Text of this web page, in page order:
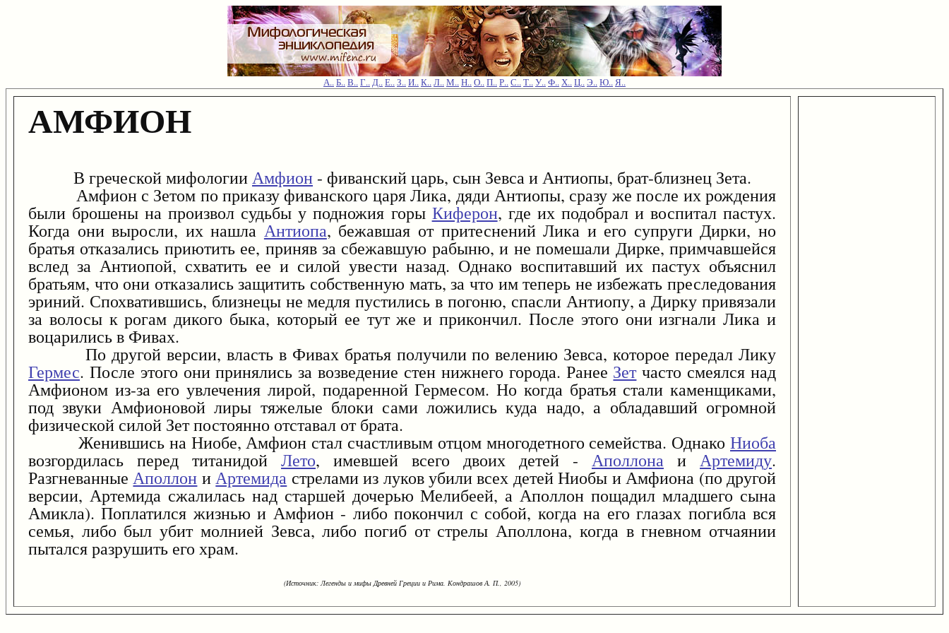
А..Б..В..Г..Д..Е..З..И..К..Л..М..Н..О..П..Р..С..Т..У..Ф..Х..Ц..Э..Ю..Я..
АМФИОН
В греческой мифологииАмфион - фиванский царь, сын Зевса и Антиопы, брат-близнец Зета.
Амфион с Зетом по приказу фиванского царя Лика, дяди Антиопы, сразу же после их рождения
были брошены на произвол судьбы у подножия горы Киферон, где их подобрал и воспитал пастух.
Когда они выросли, их нашлаАнтиопа, бежавшая от притеснений Лика и его супруги Дирки, но
братья отказались приютить ее, приняв за сбежавшую рабыню, и не помешали Дирке, примчавшейся
вслед за Антиопой, схватить ее и силой увести назад. Однако воспитавший их пастух объяснил
братьям, что они отказались защитить собственную мать, за что им теперь не избежать преследования
эриний. Спохватившись, близнецы не медля пустились в погоню, спасли Антиопу, а Дирку привязали
за волосы к рогам дикого быка, который ее тут же и прикончил. После этого они изгнали Лика и
воцарились в Фивах.
По другой версии, власть в Фивах братья получили по велению Зевса, которое передал Лику
Гермес. После этого они принялись за возведение стен нижнего города. Ранее Зетчасто смеялся над
Амфионом из-за его увлечения лирой, подаренной Гермесом. Но когда братья стали каменщиками,
под звуки Амфионовой лиры тяжелые блоки сами ложились куда надо, а обладавший огромной
физической силой Зет постоянно отставал от брата.
Женившись на Ниобе, Амфион стал счастливым отцом многодетного семейства. Однако Ниоба
возгордилась перед титанидой Лето, имевшей всего двоих детей - Аполлона и Артемиду.
РазгневанныеАполлон иАртемида стрелами из луков убили всех детей Ниобы и Амфиона (по другой
версии, Артемида сжалилась над старшей дочерью Мелибеей, а Аполлон пощадил младшего сына
Амикла). Поплатился жизнью и Амфион - либо покончил с собой, когда на его глазах погибла вся
семья, либо был убит молнией Зевса, либо погиб от стрелы Аполлона, когда в гневном отчаянии
пытался разрушить его храм.
(Источник: Легенды и мифы Древней Греции и Рима. Кондрашов А. П., 2005)